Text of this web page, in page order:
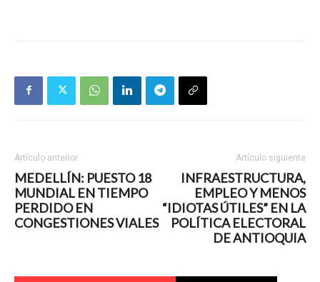
Artículo anterior
MEDELLÍN: PUESTO 18
MUNDIAL EN TIEMPO
PERDIDO EN
CONGESTIONES VIALES
Artículo siguiente
INFRAESTRUCTURA,
EMPLEO Y MENOS
“IDIOTAS ÚTILES” EN LA
POLÍTICA ELECTORAL
DE ANTIOQUIA